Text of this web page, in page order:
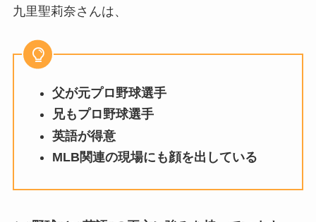
九里聖莉奈さんは、
父が元プロ野球選手
兄もプロ野球選手
英語が得意
MLB関連の現場にも顔を出している